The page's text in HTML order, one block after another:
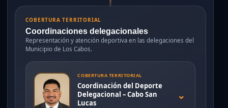
COBERTURA TERRITORIAL
Coordinaciones delegacionales
Representación y atención deportiva en las delegaciones del
Municipio de Los Cabos.
COBERTURA TERRITORIAL
Coordinación del Deporte
Delegacional – Cabo San
Lucas
⌄